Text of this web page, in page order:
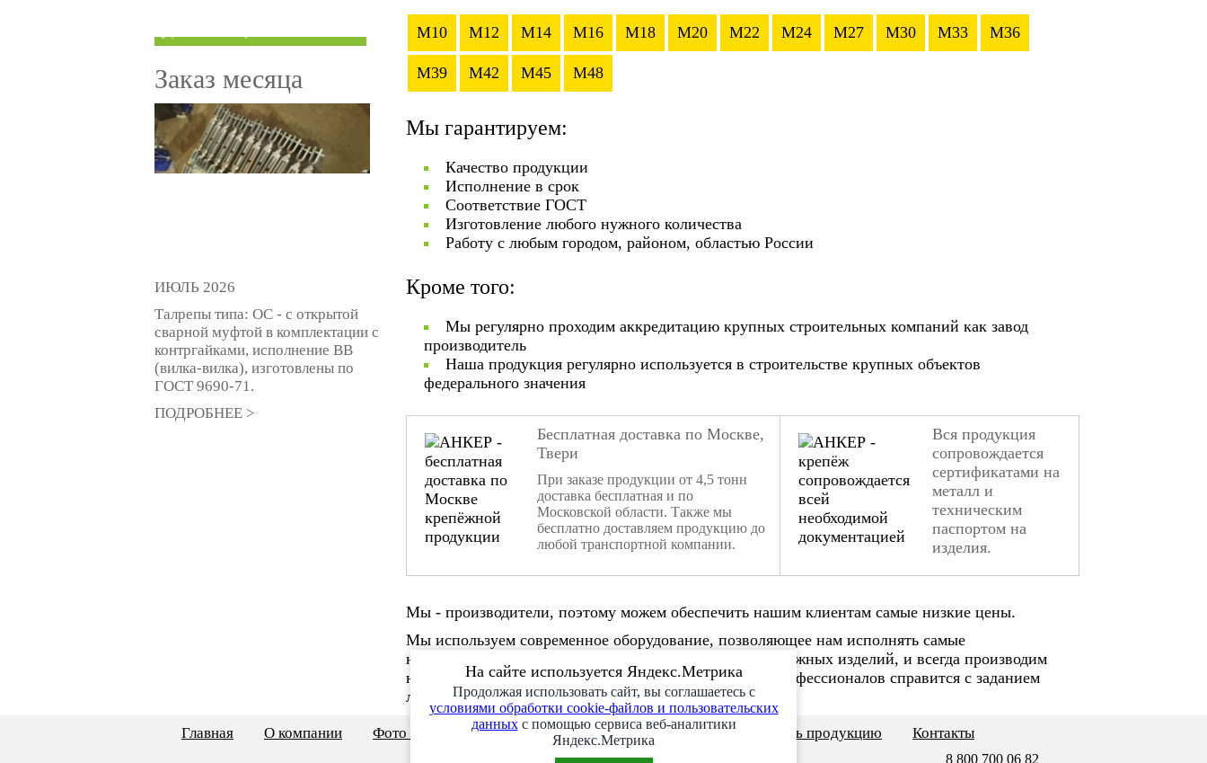
M10 M12 M14 M16 M18 M20 M22 M24 M27 M30 M33 M36
M39 M42 M45 M48
Мы гарантируем:
Качество продукции
Исполнение в срок
Соответствие ГОСТ
Изготовление любого нужного количества
Работу с любым городом, районом, областью России
Кроме того:
Мы регулярно проходим аккредитацию крупных строительных компаний как завод
производитель
Наша продукция регулярно используется в строительстве крупных объектов
федерального значения
Бесплатная доставка по Москве,
Твери
При заказе продукции от 4,5 тонн
доставка бесплатная и по
Московской области. Также мы
бесплатно доставляем продукцию до
любой транспортной компании.
Вся продукция
сопровождается
сертификатами на
металл и
техническим
паспортом на
изделия.
Мы - производители, поэтому можем обеспечить нашим клиентам самые низкие цены.
Мы используем современное оборудование, позволяющее нам исполнять самые
нестандартные заказы. Мы не боимся изготовления сложных изделий, и всегда производим
нужное количество в нужные сроки. Наша команда профессионалов справится с заданием
любой сложности!
Заказ месяца
ИЮЛЬ 2026
Талрепы типа: ОС - с открытой
сварной муфтой в комплектации с
контргайками, исполнение ВВ
(вилка-вилка), изготовлены по
ГОСТ 9690-71.
ПОДРОБНЕЕ >
Главная О компании Фото и видео Сотрудничество Заказ месяца Заказать продукцию Контакты
8 800 700 06 82
На сайте используется Яндекс.Метрика
Продолжая использовать сайт, вы соглашаетесь с
условиями обработки cookie-файлов и пользовательских
данныхс помощью сервиса веб-аналитики
Яндекс.Метрика